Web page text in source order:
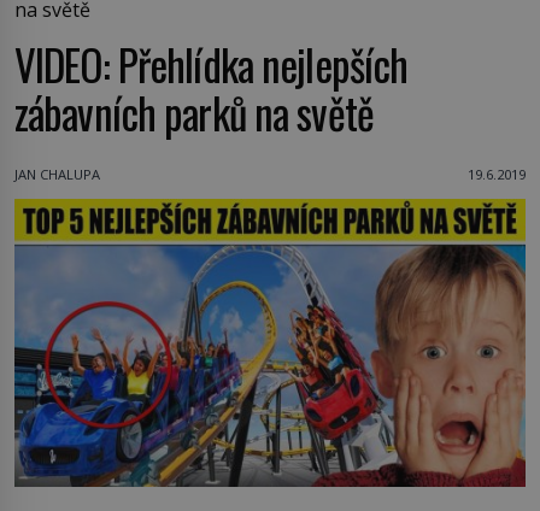
na světě
VIDEO: Přehlídka nejlepších
zábavních parků na světě
JAN CHALUPA 19.6.2019